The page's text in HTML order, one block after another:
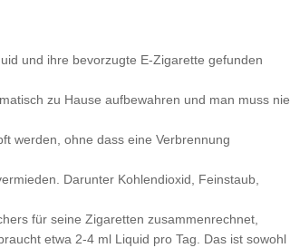
und ihre bevorzugte E-Zigarette gefunden
zu Hause aufbewahren und man muss nie
werden, ohne dass eine Verbrennung
Darunter Kohlendioxid, Feinstaub,
für seine Zigaretten zusammenrechnet,
etwa 2-4 ml Liquid pro Tag. Das ist sowohl